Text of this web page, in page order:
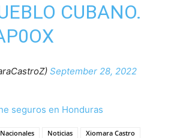
CUBANO.
September 28, 2022
seguros en Honduras
Nacionales Noticias Xiomara Castro